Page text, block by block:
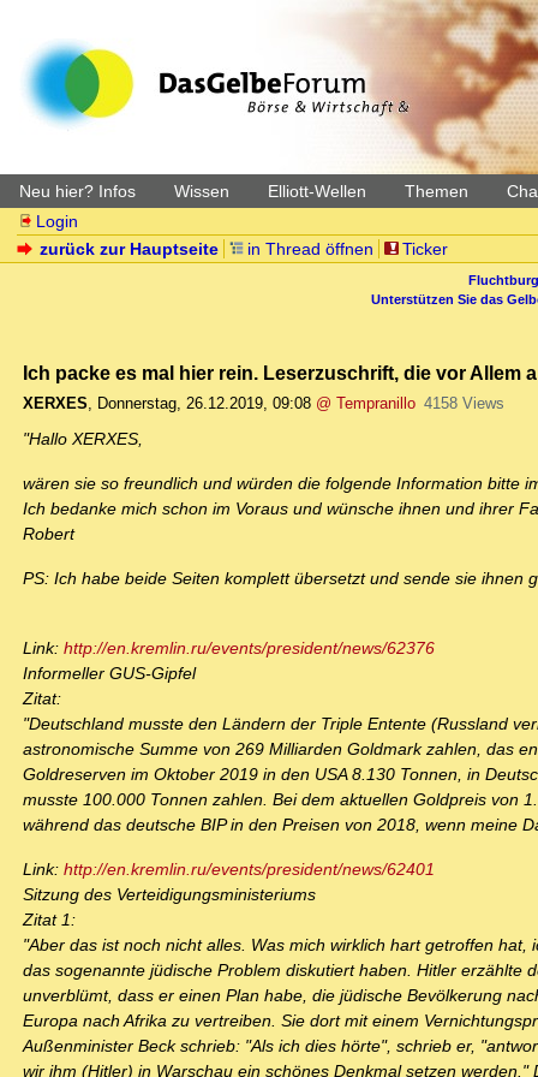
Neu hier? Infos Wissen Elliott-Wellen Themen
Login
zurück zur Hauptseite
in Thread öffnen Ticker
Unterstützen Sie das
Ich packe es mal hier rein. Leserzuschrift, die vor Allem
XERXES, Donnerstag, 26.12.2019, 09:08 @ Tempranillo 4158 Views
"Hallo XERXES,
wären sie so freundlich und würden die folgende Information bitte
Ich bedanke mich schon im Voraus und wünsche ihnen und ihrer
Robert
PS: Ich habe beide Seiten komplett übersetzt und sende sie ihnen
Link: http://en.kremlin.ru/events/president/news/62376
Informeller GUS-Gipfel
Zitat:
"Deutschland musste den Ländern der Triple Entente (Russland
astronomische Summe von 269 Milliarden Goldmark zahlen, das
Goldreserven im Oktober 2019 in den USA 8.130 Tonnen, in
musste 100.000 Tonnen zahlen. Bei dem aktuellen Goldpreis von
während das deutsche BIP in den Preisen von 2018, wenn meine
Link: http://en.kremlin.ru/events/president/news/62401
Sitzung des Verteidigungsministeriums
Zitat 1:
"Aber das ist noch nicht alles. Was mich wirklich hart getroffen
das sogenannte jüdische Problem diskutiert haben. Hitler erzählte
unverblümt, dass er einen Plan habe, die jüdische Bevölkerung
Europa nach Afrika zu vertreiben. Sie dort mit einem
Außenminister Beck schrieb: "Als ich dies hörte", schrieb er,
wir ihm (Hitler) in Warschau ein schönes Denkmal setzen